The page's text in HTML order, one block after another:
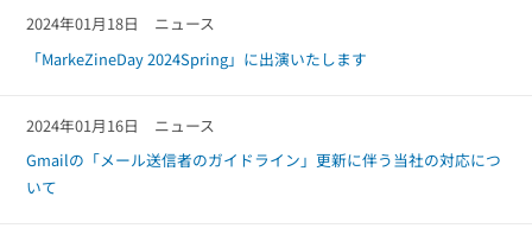
会員獲得／ニーズ把握
導入事例
2024年01月18日
ニュース
「MarkeZineDay 2024Spring」に出演いたします
2024年01月16日
ニュース
Gmailの「メール送信者のガイドライン」更新に伴う当社の対応につ
いて